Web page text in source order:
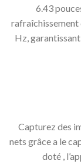
6.43
rafraîchissement
Hz,
Capturez des
nets grâce a le
doté ,